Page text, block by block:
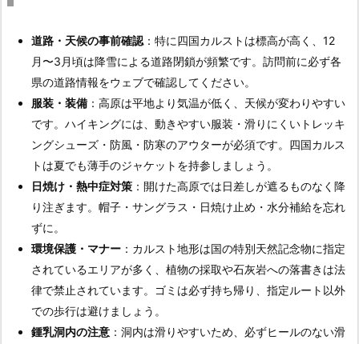
道路・天候の事前確認 ：特に四国カルストは標高が高く、12
月〜3月頃は降雪による道路閉鎖が頻繁です。訪問前に必ず各
県の道路情報をウェブで確認してください。
服装・装備 ：高原は平地より気温が低く、天候が変わりやすい
です。ハイキングには、動きやすい服装・滑りにくいトレッキ
ングシューズ・防風・防寒のアウターが必須です。四国カルス
トは夏でも薄手のジャケットを持参しましょう。
日焼け・熱中症対策 ：開けた高原では日差しが遮るものなく降
り注ぎます。帽子・サングラス・日焼け止め・水分補給を忘れ
ずに。
環境保護・マナー ：カルスト地形は国の特別天然記念物に指定
されているエリアが多く、植物の採取や石灰岩への落書きは法
律で禁止されています。ゴミは必ず持ち帰り、指定ルート以外
での歩行は避けましょう。
鍾乳洞内の注意 ：洞内は滑りやすいため、必ずヒールのない滑